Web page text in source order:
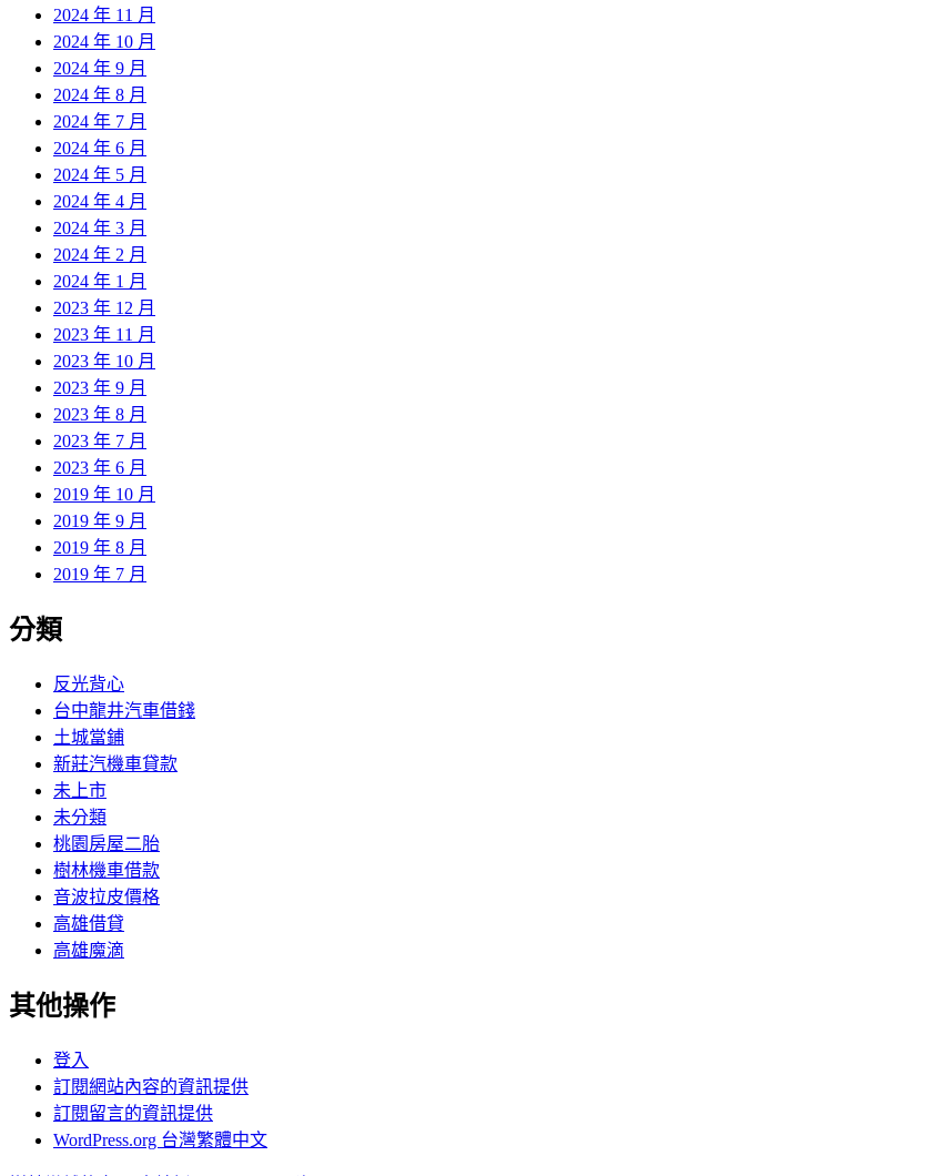
2024 年 11 月
2024 年 10 月
2024 年 9 月
2024 年 8 月
2024 年 7 月
2024 年 6 月
2024 年 5 月
2024 年 4 月
2024 年 3 月
2024 年 2 月
2024 年 1 月
2023 年 12 月
2023 年 11 月
2023 年 10 月
2023 年 9 月
2023 年 8 月
2023 年 7 月
2023 年 6 月
2019 年 10 月
2019 年 9 月
2019 年 8 月
2019 年 7 月
分類
反光背心
台中龍井汽車借錢
土城當鋪
新莊汽機車貸款
未上市
未分類
桃園房屋二胎
樹林機車借款
音波拉皮價格
高雄借貸
高雄魔滴
其他操作
登入
訂閱網站內容的資訊提供
訂閱留言的資訊提供
WordPress.org 台灣繁體中文